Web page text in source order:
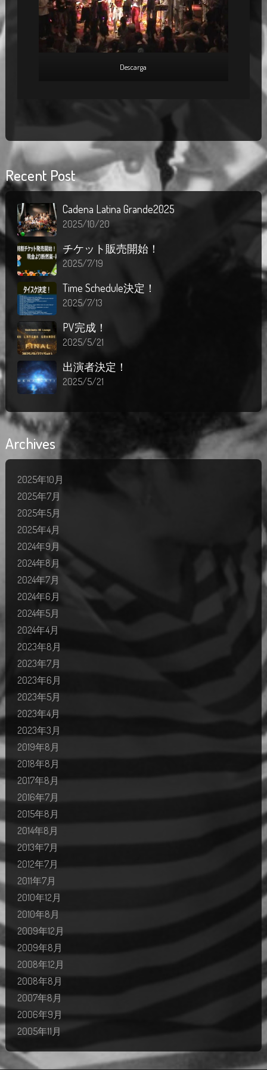
Descarga
Recent Post
Cadena Latina Grande2025
2025/10/20
チケット販売開始！
2025/7/19
Time Schedule決定！
2025/7/13
PV完成！
2025/5/21
出演者決定！
2025/5/21
Archives
2025年10月
2025年7月
2025年5月
2025年4月
2024年9月
2024年8月
2024年7月
2024年6月
2024年5月
2024年4月
2023年8月
2023年7月
2023年6月
2023年5月
2023年4月
2023年3月
2019年8月
2018年8月
2017年8月
2016年7月
2015年8月
2014年8月
2013年7月
2012年7月
2011年7月
2010年12月
2010年8月
2009年12月
2009年8月
2008年12月
2008年8月
2007年8月
2006年9月
2005年11月